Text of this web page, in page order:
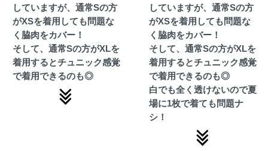
していますが、通常Sの方
がXSを着用しても問題な
く脇肉をカバー！
そして、通常Sの方がXLを
着用するとチュニック感覚
で着用できるのも◎
していますが、通常Sの方
がXSを着用しても問題な
く脇肉をカバー！
そして、通常Sの方がXLを
着用するとチュニック感覚
で着用できるのも◎
白でも全く透けないので夏
場に1枚で着ても問題ナ
シ！